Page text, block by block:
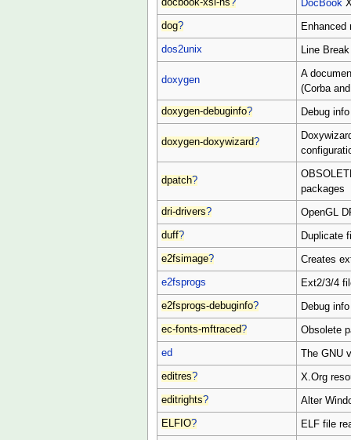
docbook-xsl-ns? DocBook
dog? Enhanced
dos2unix Line
doxygen
A
(Corba
doxygen-debuginfo? Debug
doxygen-doxywizard?
dpatch?
packages
dri-drivers? OpenGL
duff? Duplicate
e2fsimage? Creates
e2fsprogs Ext2/3/4
e2fsprogs-debuginfo? Debug
ec-fonts-mftraced? Obsolete
ed The GNU
editres? X.Org
editrights? Alter
ELFIO? ELF file